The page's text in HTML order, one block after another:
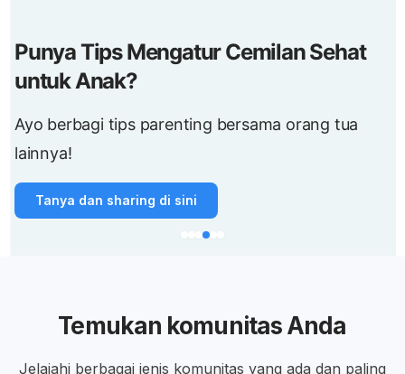
Punya Tips Mengatur Cemilan Sehat
untuk Anak?
Ayo berbagi tips parenting bersama orang tua
lainnya!
Tanya dan sharing di sini
Temukan komunitas Anda
Jelajahi berbagai jenis komunitas yang ada dan paling